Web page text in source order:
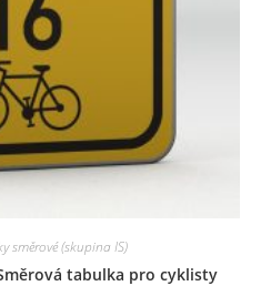
směrové (skupina IS)
tabulka pro cyklisty